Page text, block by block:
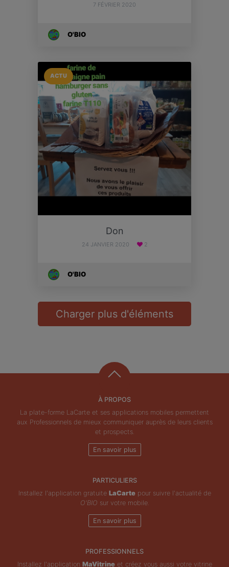
7 FÉVRIER 2020
O'BIO
ACTU
Don
24 JANVIER 2020 2
O'BIO
Charger plus d'éléments
À PROPOS
La plate-forme LaCarte et ses applications mobiles permettent
aux Professionnels de mieux communiquer auprès de leurs clients
et prospects.
En savoir plus
PARTICULIERS
Installez l'application gratuite LaCartepour suivre l'actualité de
O'BIO sur votre mobile.
En savoir plus
PROFESSIONNELS
Installez l'application MaVitrineet créez vous aussi votre vitrine